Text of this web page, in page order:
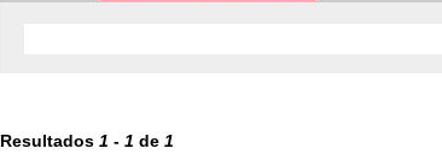
Resultados 1 - 1 de 1